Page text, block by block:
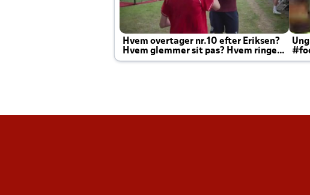
Hvem overtager nr.10 efter Eriksen?
Hvem glemmer sit pas? Hvem ringer
Joachim altid til efter kampe?